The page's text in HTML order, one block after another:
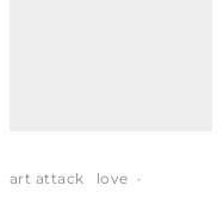
art attack love ·